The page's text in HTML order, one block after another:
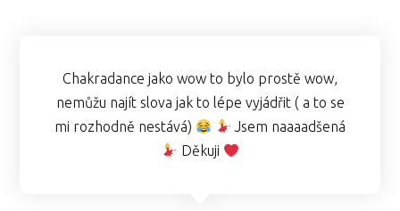
Chakradance jako wow to bylo prostě wow,
nemůžu najít slova jak to lépe vyjádřit ( a to se
mi rozhodně nestává)
Jsem naaaadšená
Děkuji